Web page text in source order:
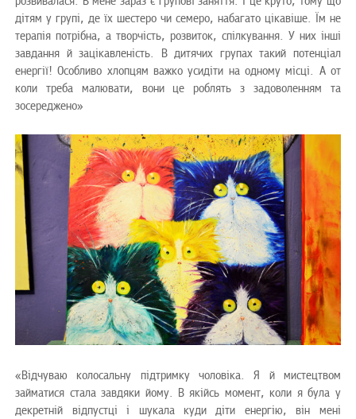
дітям у групі, де їх шестеро чи семеро, набагато цікавіше. Їм не
терапія потрібна, а творчість, розвиток, спілкування. У них інші
завдання й зацікавленість. В дитячих групах такий потенціал
енергії! Особливо хлопцям важко усидіти на одному місці. А от
коли треба малювати, вони це роблять з задоволенням та
зосереджено»
«Відчуваю колосальну підтримку чоловіка. Я й мистецтвом
займатися стала завдяки йому. В якійсь момент, коли я була у
декретній відпустці і шукала куди діти енергію, він мені